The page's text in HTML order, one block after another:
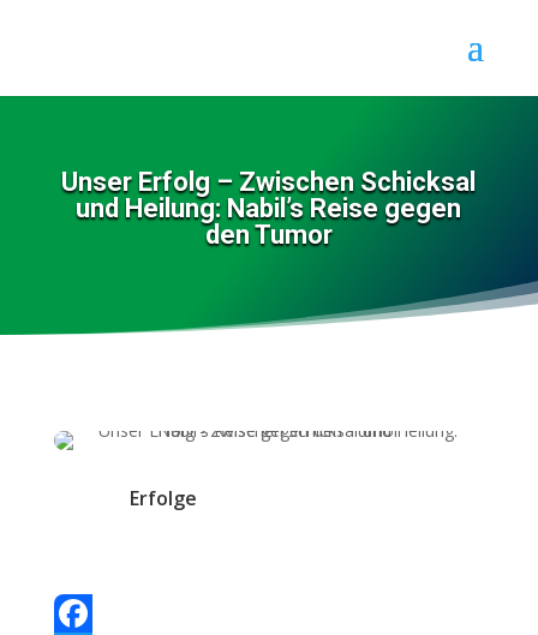
Unser Erfolg – Zwischen Schicksal
und Heilung: Nabil’s Reise gegen
den Tumor
Erfolge